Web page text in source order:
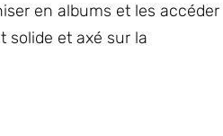
en albums et les accéder
solide et axé sur la